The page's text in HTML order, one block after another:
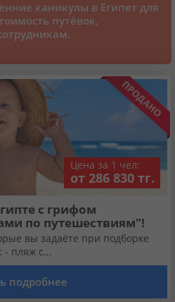
туристов
каникулы в Египет для
путёвок,
Цена за 1 чел:
от 286 830 тг.
с грифом
по путешествиям"!
вы задаёте при подборке
пляж с...
подробнее